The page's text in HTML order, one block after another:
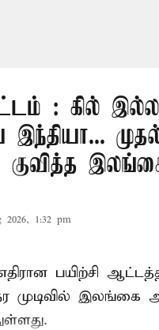
: கில்
இந்தியா...
குவித்த
2026, 1:32 pm
பயிற்சி
இலங்கை